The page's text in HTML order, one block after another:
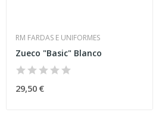
RM FARDAS E UNIFORMES
Zueco "Basic" Blanco
29,50 €